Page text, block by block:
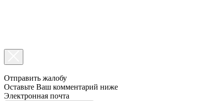
Отправить жалобу
Оставьте Ваш комментарий ниже
Электронная почта